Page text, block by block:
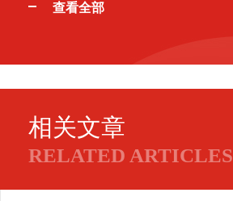
查看全部
相关文章
RELATED ARTICLES